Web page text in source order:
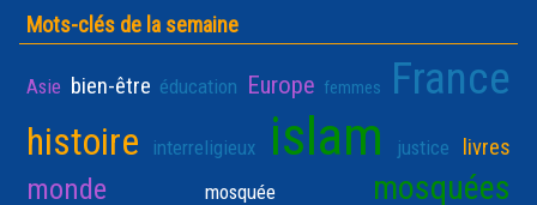
Mots-clés de la semaine
Asie bien-être éducation Europe femmes France
histoire interreligieux islam justice livres
monde mosquée mosquées